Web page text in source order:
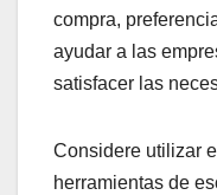
compra,
ayudar a las
satisfacer las
Considere utilizar
herramientas de